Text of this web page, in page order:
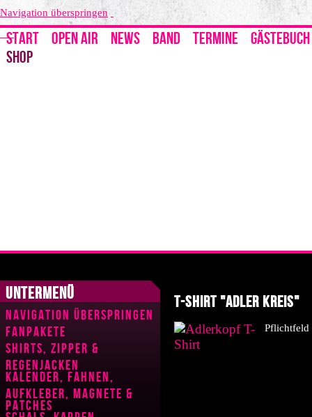
Navigation überspringen
START OPEN AIR NEWS BAND TERMINE
GÄSTEBUCH
SHOP
Untermenü
Navigation überspringen
Fanpakete
Shirts, Zipper &
Regenjacken
Kalender, Fahnen,
Aufkleber, Magnete &
Patches
T-Shirt "Adler Kreis"
Pflichtfeld